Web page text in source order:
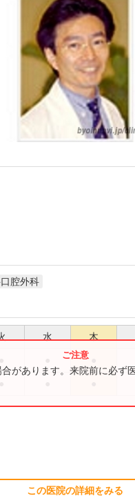
腔外科
水 木
があります。来院前に必ず
この医院の詳細をみる